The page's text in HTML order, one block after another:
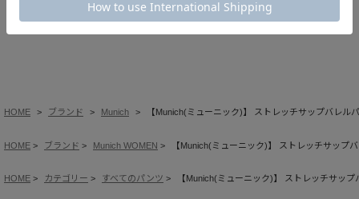
HOME ブランド Munich 【Munich(ミューニック)】 ストレッチサップバレル
HOME ブランド Munich WOMEN 【Munich(ミューニック)】 ストレッチサップ
HOME カテゴリー すべてのパンツ 【Munich(ミューニック)】 ストレッチサッ